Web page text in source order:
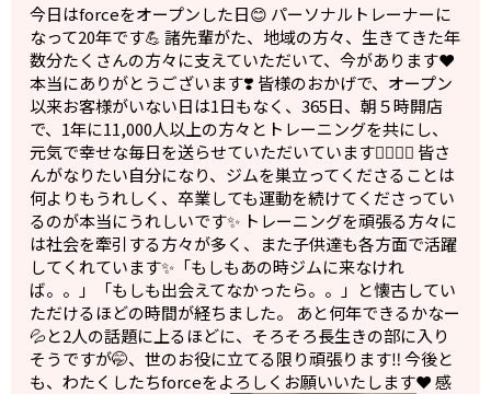
今日はforceをオープンした日😊 パーソナルトレーナーに
なって20年です💪 諸先輩がた、地域の方々、生きてきた年
数分たくさんの方々に支えていただいて、今があります❤️
本当にありがとうございます❣️ 皆様のおかげで、オープン
以来お客様がいない日は1日もなく、365日、朝５時開店
で、1年に11,000人以上の方々とトレーニングを共にし、
元気で幸せな毎日を送らせていただいています🙇‍♀️🙇‍♂️ 皆さ
んがなりたい自分になり、ジムを巣立ってくださることは
何よりもうれしく、卒業しても運動を続けてくださってい
るのが本当にうれしいです✨ トレーニングを頑張る方々に
は社会を牽引する方々が多く、また子供達も各方面で活躍
してくれています✨「もしもあの時ジムに来なけれ
ば。。」「もしも出会えてなかったら。。」と懐古してい
ただけるほどの時間が経ちました。 あと何年できるかなー
💦と2人の話題に上るほどに、そろそろ長生きの部に入り
そうですが🤭、世のお役に立てる限り頑張ります‼️ 今後と
も、わたくしたちforceをよろしくお願いいたします❤️ 感